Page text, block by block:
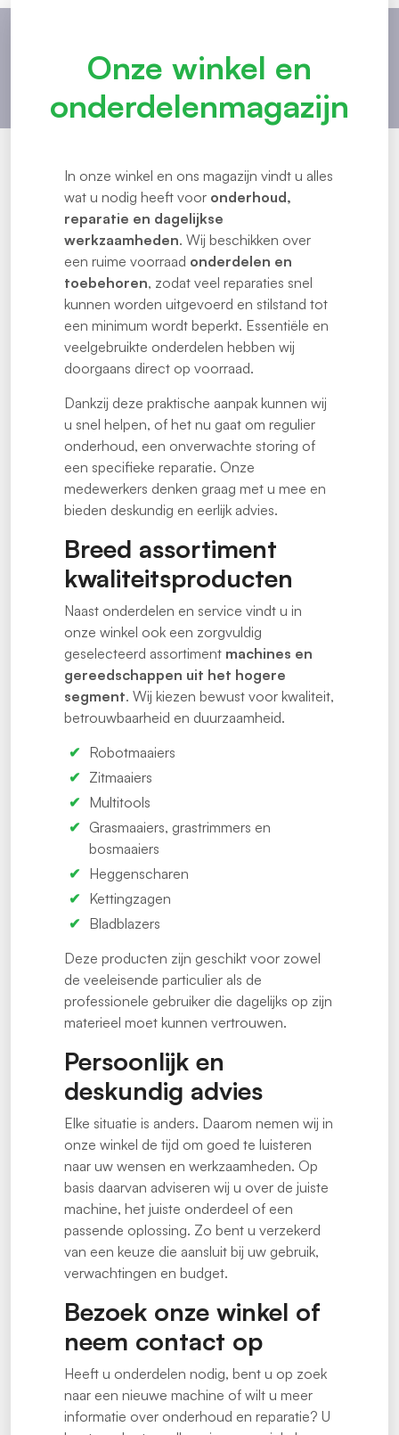
Onze winkel en
onderdelenmagazijn
In onze winkel en ons magazijn vindt u alles
wat u nodig heeft voor onderhoud,
reparatie en dagelijkse
werkzaamheden. Wij beschikken over
een ruime voorraad onderdelen en
toebehoren, zodat veel reparaties snel
kunnen worden uitgevoerd en stilstand tot
een minimum wordt beperkt. Essentiële en
veelgebruikte onderdelen hebben wij
doorgaans direct op voorraad.
Dankzij deze praktische aanpak kunnen wij
u snel helpen, of het nu gaat om regulier
onderhoud, een onverwachte storing of
een specifieke reparatie. Onze
medewerkers denken graag met u mee en
bieden deskundig en eerlijk advies.
Breed assortiment
kwaliteitsproducten
Naast onderdelen en service vindt u in
onze winkel ook een zorgvuldig
geselecteerd assortiment machines en
gereedschappen uit het hogere
segment. Wij kiezen bewust voor kwaliteit,
betrouwbaarheid en duurzaamheid.
Robotmaaiers
Zitmaaiers
Multitools
Grasmaaiers, grastrimmers en
bosmaaiers
Heggenscharen
Kettingzagen
Bladblazers
Deze producten zijn geschikt voor zowel
de veeleisende particulier als de
professionele gebruiker die dagelijks op zijn
materieel moet kunnen vertrouwen.
Persoonlijk en
deskundig advies
Elke situatie is anders. Daarom nemen wij in
onze winkel de tijd om goed te luisteren
naar uw wensen en werkzaamheden. Op
basis daarvan adviseren wij u over de juiste
machine, het juiste onderdeel of een
passende oplossing. Zo bent u verzekerd
van een keuze die aansluit bij uw gebruik,
verwachtingen en budget.
Bezoek onze winkel of
neem contact op
Heeft u onderdelen nodig, bent u op zoek
naar een nieuwe machine of wilt u meer
informatie over onderhoud en reparatie? U